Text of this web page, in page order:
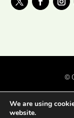
©
We are using
website.